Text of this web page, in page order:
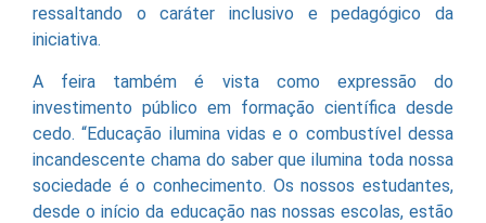
ressaltando o caráter inclusivo e pedagógico da
iniciativa.
A feira também é vista como expressão do
investimento público em formação científica desde
cedo. “Educação ilumina vidas e o combustível dessa
incandescente chama do saber que ilumina toda nossa
sociedade é o conhecimento. Os nossos estudantes,
desde o início da educação nas nossas escolas, estão